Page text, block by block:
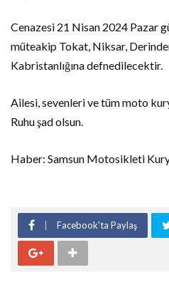
Cenazesi 21 Nisan 2024 Pazar
müteakip Tokat, Niksar,
Kabristanlığına defnedilecektir.
Ailesi, sevenleri ve tüm moto
Ruhu şad olsun.
Haber: Samsun Motosikleti
Facebook'ta Paylaş